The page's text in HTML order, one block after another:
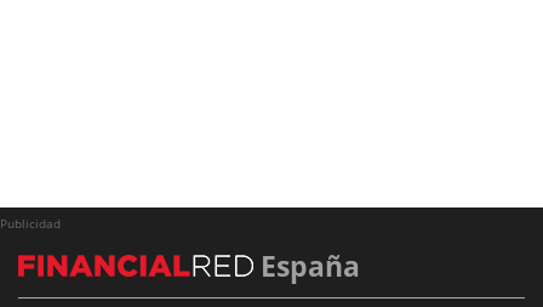
Publicidad
España